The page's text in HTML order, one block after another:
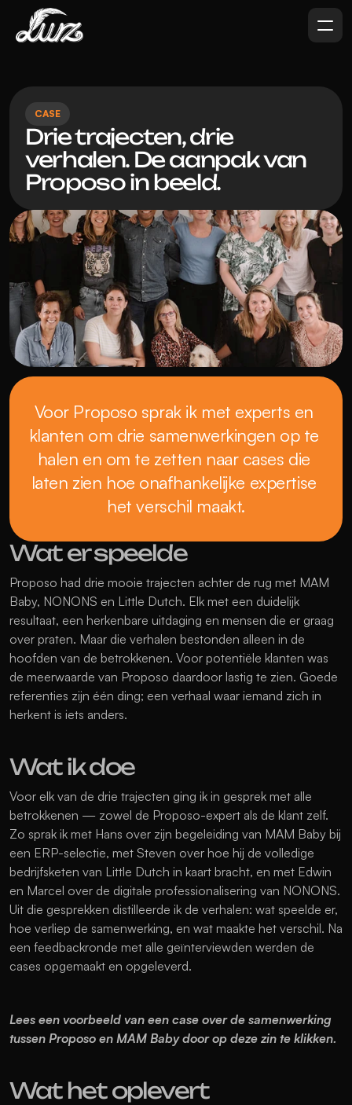
CASE
Drie trajecten, drie
verhalen. De aanpak van
Proposo in beeld.
Voor Proposo sprak ik met experts en
klanten om drie samenwerkingen op te
halen en om te zetten naar cases die
laten zien hoe onafhankelijke expertise
Wat er speelde
Proposo had drie mooie trajecten achter de rug met MAM
Baby, NONONS en Little Dutch. Elk met een duidelijk
resultaat, een herkenbare uitdaging en mensen die er graag
over praten. Maar die verhalen bestonden alleen in de
hoofden van de betrokkenen. Voor potentiële klanten was
de meerwaarde van Proposo daardoor lastig te zien. Goede
referenties zijn één ding; een verhaal waar iemand zich in
herkent is iets anders.
Wat ik doe
Voor elk van de drie trajecten ging ik in gesprek met alle
betrokkenen — zowel de Proposo-expert als de klant zelf.
Zo sprak ik met Hans over zijn begeleiding van MAM Baby bij
een ERP-selectie, met Steven over hoe hij de volledige
bedrijfsketen van Little Dutch in kaart bracht, en met Edwin
en Marcel over de digitale professionalisering van NONONS.
Uit die gesprekken distilleerde ik de verhalen: wat speelde er,
hoe verliep de samenwerking, en wat maakte het verschil. Na
een feedbackronde met alle geïnterviewden werden de
cases opgemaakt en opgeleverd.
Lees een voorbeeld van een case over de samenwerking
tussen Proposo en MAM Baby door op deze zin te klikken.
Wat het oplevert